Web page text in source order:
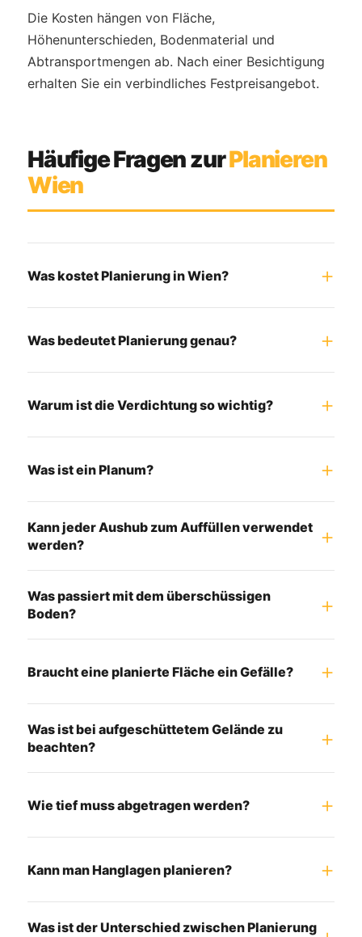
Die Kosten hängen von Fläche,
Höhenunterschieden, Bodenmaterial und
Abtransportmengen ab. Nach einer Besichtigung
erhalten Sie ein verbindliches Festpreisangebot.
Häufige Fragen zurPlanieren
Wien
Was kostet Planierung in Wien?
Was bedeutet Planierung genau?
Warum ist die Verdichtung so wichtig?
Was ist ein Planum?
Kann jeder Aushub zum Auffüllen verwendet
werden?
Was passiert mit dem überschüssigen
Boden?
Braucht eine planierte Fläche ein Gefälle?
Was ist bei aufgeschüttetem Gelände zu
beachten?
Wie tief muss abgetragen werden?
Kann man Hanglagen planieren?
Was ist der Unterschied zwischen Planierung